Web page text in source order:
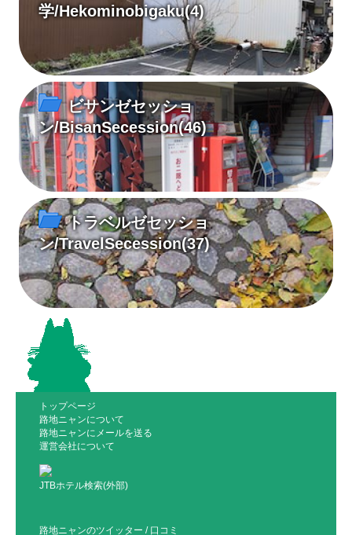
学/Hekominobigaku(4)
ビサンゼセッショ
ン/BisanSecession(46)
トラベルゼセッショ
ン/TravelSecession(37)
トップページ
路地ニャンについて
路地ニャンにメールを送る
運営会社について
JTBホテル検索(外部)
路地ニャンのツイッター / 口コミ